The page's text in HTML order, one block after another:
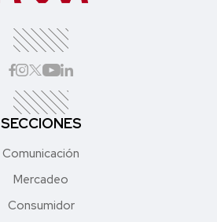
SECCIONES
Comunicación
Mercadeo
Consumidor